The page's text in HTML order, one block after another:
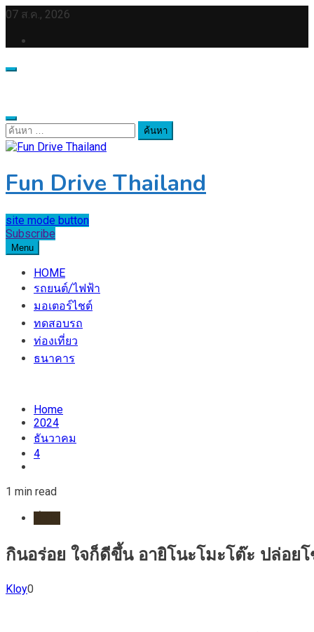
Skip
content
07 ส.ค., 2026
ค้นหา
สำหรับ:
Fun Drive Thailand
site mode button
Subscribe
Menu
HOME
รถยนต์/ไฟฟ้า
มอเตอร์ไชต์
ทดสอบรถ
ท่องเที่ยว
ธนาคาร
Home
2024
ธันวาคม
4
1 min read
กินอร่อย ใจก็ดีขึ้น อายิโนะโมะโต๊ะ ปล่อ
Kloy0